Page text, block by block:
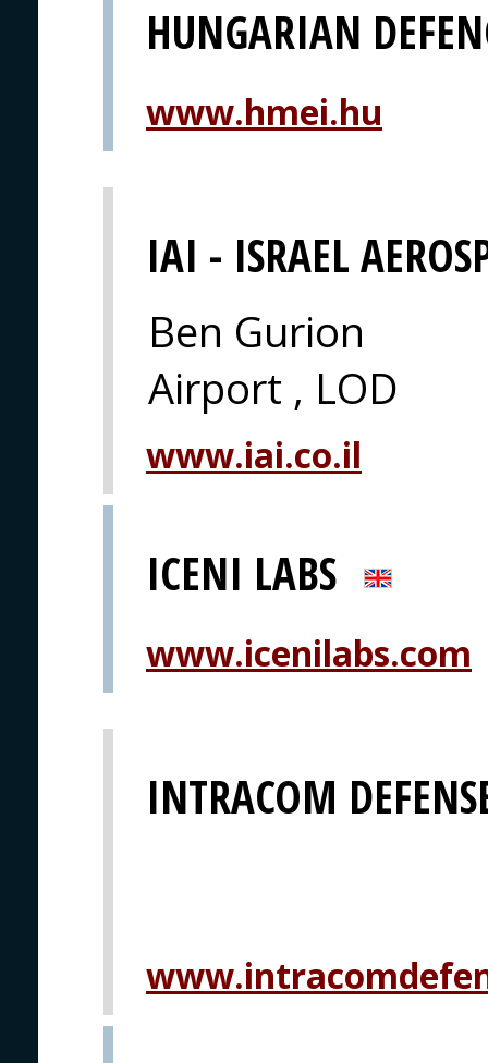
HUNGARIAN
www.hmei.hu
IAI - ISRAEL
Ben Gurion
Airport , LOD
www.iai.co.il
ICENI LABS
www.icenilabs.com
INTRACOM